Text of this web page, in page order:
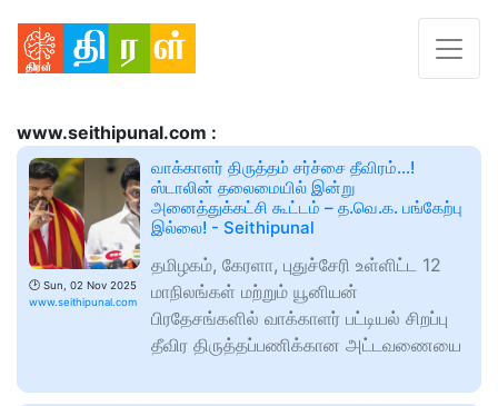
www.seithipunal.com :
🕑 Sun, 02 Nov 2025
www.seithipunal.com
வாக்காளர் திருத்தம் சர்ச்சை தீவிரம்...!
ஸ்டாலின் தலைமையில் இன்று
அனைத்துக்கட்சி கூட்டம் – த.வெ.க. பங்கேற்பு
இல்லை! - Seithipunal
தமிழகம், கேரளா, புதுச்சேரி உள்ளிட்ட 12
மாநிலங்கள் மற்றும் யூனியன்
பிரதேசங்களில் வாக்காளர் பட்டியல் சிறப்பு
தீவிர திருத்தப்பணிக்கான அட்டவணையை